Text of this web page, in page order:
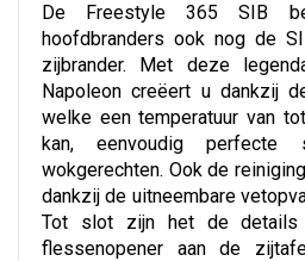
De Freestyle 365 SIB
hoofdbranders ook nog de
zijbrander. Met deze
Napoleon creëert u dankzij
welke een temperatuur van
kan, eenvoudig perfecte
wokgerechten. Ook de
dankzij de uitneembare
Tot slot zijn het de details
flessenopener aan de